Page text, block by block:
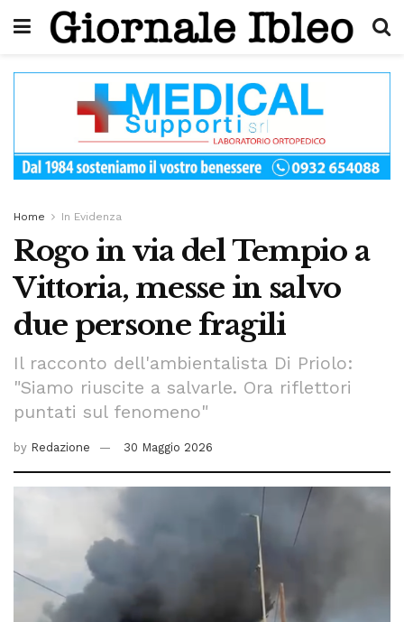
Home In Evidenza
Rogo in via del Tempio a
Vittoria, messe in salvo
due persone fragili
Il racconto dell'ambientalista Di Priolo:
"Siamo riuscite a salvarle. Ora riflettori
puntati sul fenomeno"
by Redazione 30 Maggio 2026